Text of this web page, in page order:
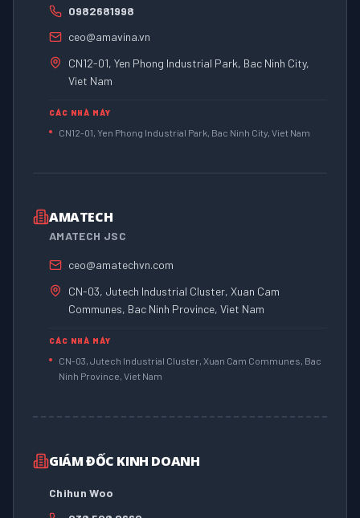
0982681998
ceo@amavina.vn
CN12-01, Yen Phong Industrial Park, Bac Ninh City,
Viet Nam
CÁC NHÀ MÁY
CN12-01, Yen Phong Industrial Park, Bac Ninh City, Viet Nam
AMATECH
AMATECH JSC
ceo@amatechvn.com
CN-03, Jutech Industrial Cluster, Xuan Cam
Communes, Bac Ninh Province, Viet Nam
CÁC NHÀ MÁY
CN-03, Jutech Industrial Cluster, Xuan Cam Communes, Bac
Ninh Province, Viet Nam
GIÁM ĐỐC KINH DOANH
Chihun Woo